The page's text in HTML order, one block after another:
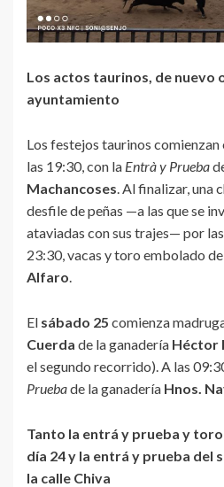
Los actos taurinos, de nuevo
ayuntamiento
Los festejos taurinos comienzan
las 19:30, con la Entrà y Prueba
Machancoses . Al finalizar, una
desfile de peñas —a las que se
ataviadas con sus trajes— por
23:30, vacas y toro embolado
Alfaro
El sábado 25 comienza
Cuerda de la ganadería Héctor
el segundo recorrido). A las
Pruebade la ganadería Hnos.
Tanto la entrá y prueba y
día 24 y la entrá y prueba del
la calle Chiva